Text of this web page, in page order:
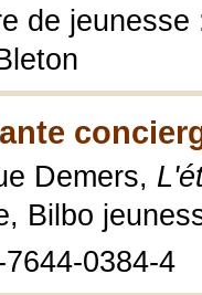
de
Demers,
Bilbo
0384-4